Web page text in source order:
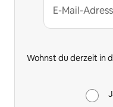
E-Mail-
Wohnst du derzeit in